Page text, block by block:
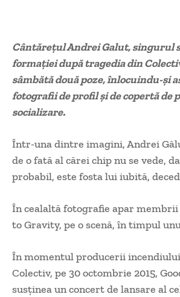
Cântăreţul Andrei Galut, singurul
formaţiei după tragedia din
sâmbătă două poze, înlocuindu-şi
fotografii de profil şi de copertă de
socializare.
Într-una dintre imagini, Andrei
de o fată al cărei chip nu se vede,
probabil, este fosta lui iubită,
În cealaltă fotografie apar membrii
to Gravity, pe o scenă, în timpul
În momentul producerii
Colectiv, pe 30 octombrie 2015,
susţinea un concert de lansare al